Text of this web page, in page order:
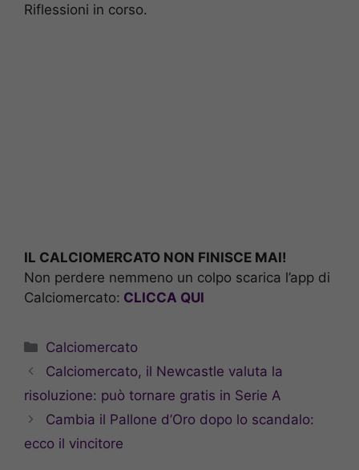
Riflessioni in corso.
IL CALCIOMERCATO NON FINISCE MAI!
Non perdere nemmeno un colpo scarica l’app di
Calciomercato: CLICCA QUI
Categorie
Calciomercato
Calciomercato, il Newcastle valuta la
risoluzione: può tornare gratis in Serie A
Cambia il Pallone d’Oro dopo lo scandalo:
ecco il vincitore